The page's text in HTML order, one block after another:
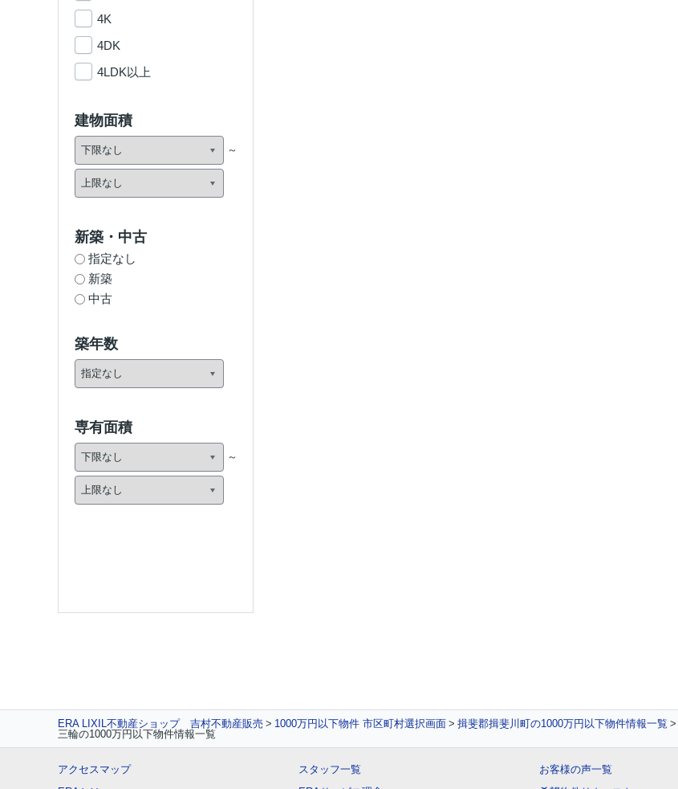
4K
4DK
4LDK以上
建物面積
新築・中古
指定なし
新築
中古
築年数
専有面積
ERA LIXIL不動産ショップ 吉村不動産販売 1000万円以下物件 市区町村選択画面 揖斐郡揖斐川町の1000万円以下物件情報一覧
三輪の1000万円以下物件情報一覧
アクセスマップ
スタッフ一覧
お客様の声一覧